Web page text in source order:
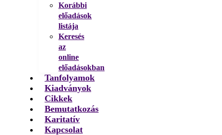
Korábbi
előadások
listája
Keresés
az
online
előadásokban
Tanfolyamok
Kiadványok
Cikkek
Bemutatkozás
Karitatív
Kapcsolat